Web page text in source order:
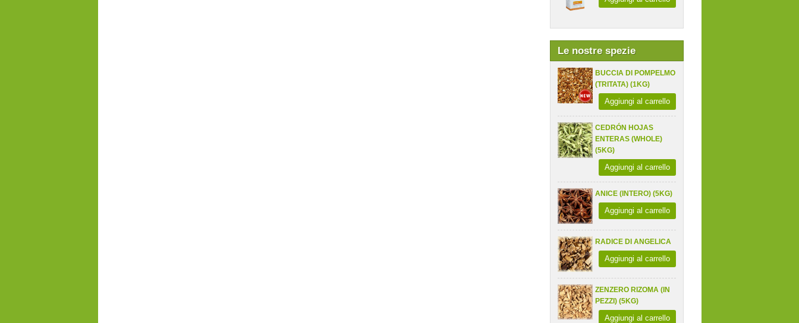
Le nostre spezie
BUCCIA DI POMPELMO
(TRITATA) (1KG)
Aggiungi al carrello
CEDRÓN HOJAS
ENTERAS (WHOLE)
(5KG)
Aggiungi al carrello
ANICE (INTERO) (5KG)
Aggiungi al carrello
RADICE DI ANGELICA
Aggiungi al carrello
ZENZERO RIZOMA (IN
PEZZI) (5KG)
Aggiungi al carrello